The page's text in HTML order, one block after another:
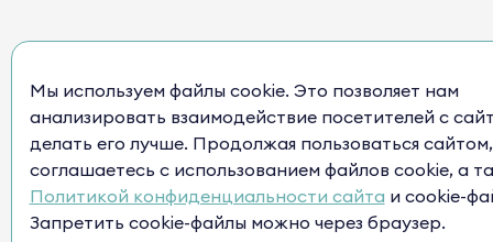
Мы используем файлы cookie. Это позволяет нам
анализировать взаимодействие посетителей с
делать его лучше. Продолжая пользоваться
соглашаетесь с использованием файлов cookie, а
Политикой конфиденциальности сайта и cookie-
Запретить cookie-файлы можно через браузер.